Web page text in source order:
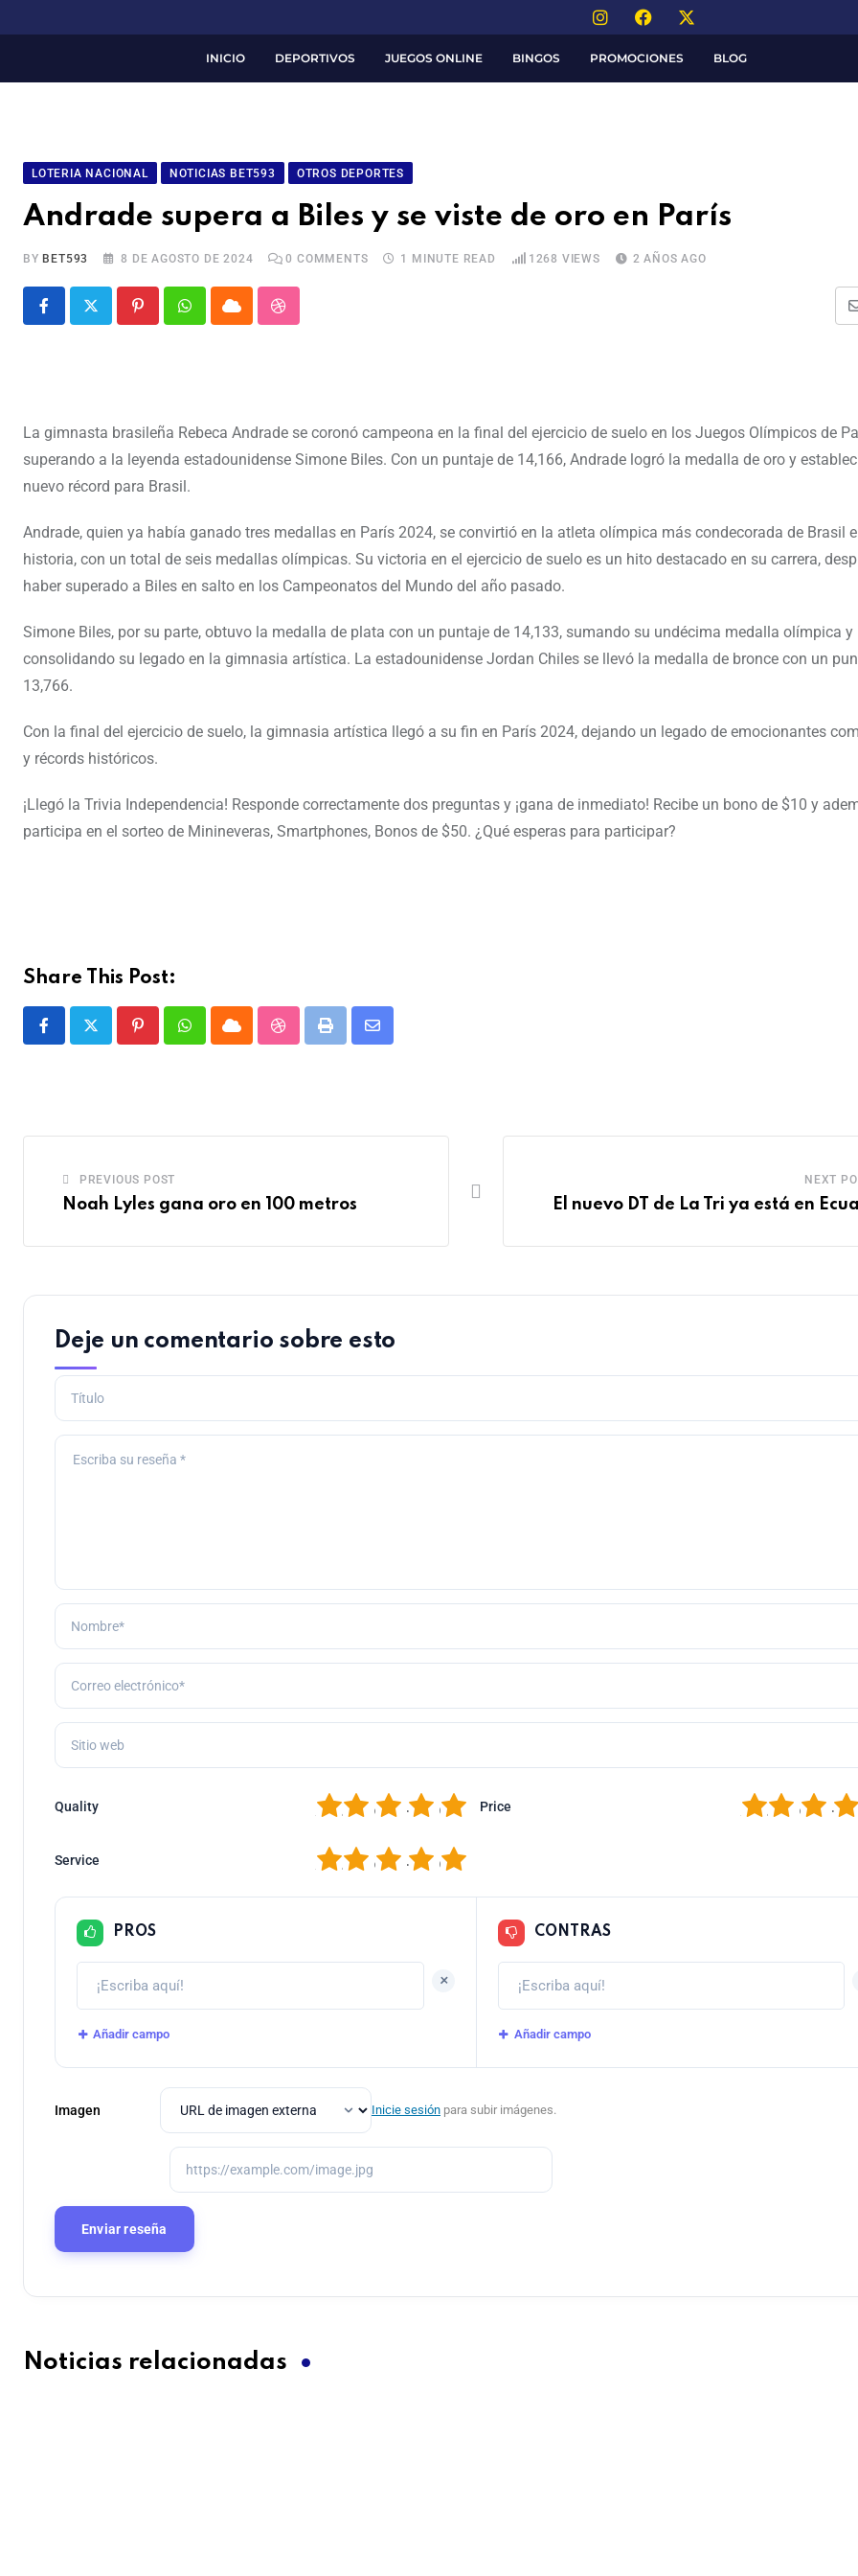
INICIO DEPORTIVOS JUEGOS ONLINE BINGOS PROMOCIONES BLOG
LOTERIA NACIONAL NOTICIAS BET593 OTROS DEPORTES
Andrade supera a Biles y se viste de oro en París
BY BET593 8 DE AGOSTO DE 2024 0 COMMENTS 1 MINUTE READ 1268 VIEWS 2 AÑOS AGO
La gimnasta brasileña Rebeca Andrade se coronó campeona en la final del ejercicio de suelo en los Juegos Olímpicos de
superando a la leyenda estadounidense Simone Biles. Con un puntaje de 14,166, Andrade logró la medalla de oro y
nuevo récord para Brasil.
Andrade, quien ya había ganado tres medallas en París 2024, se convirtió en la atleta olímpica más condecorada de Brasil
historia, con un total de seis medallas olímpicas. Su victoria en el ejercicio de suelo es un hito destacado en su carrera,
haber superado a Biles en salto en los Campeonatos del Mundo del año pasado.
Simone Biles, por su parte, obtuvo la medalla de plata con un puntaje de 14,133, sumando su undécima medalla olímpica y
consolidando su legado en la gimnasia artística. La estadounidense Jordan Chiles se llevó la medalla de bronce con un
13,766.
Con la final del ejercicio de suelo, la gimnasia artística llegó a su fin en París 2024, dejando un legado de emocionantes
y récords históricos.
¡Llegó la Trivia Independencia! Responde correctamente dos preguntas y ¡gana de inmediato! Recibe un bono de $10 y
participa en el sorteo de Minineveras, Smartphones, Bonos de $50. ¿Qué esperas para participar?
Share This Post:
PREVIOUS POST
Noah Lyles gana oro en 100 metros
NEXT
El nuevo DT de La Tri ya está en
Deje un comentario sobre esto
Quality 5
4
3
2 Price 4
3
2
Service 5
4
3
2
PROS
+
Añadir campo
CONTRAS
Añadir campo
Imagen Inicie sesión para subir imágenes.
Noticias relacionadas